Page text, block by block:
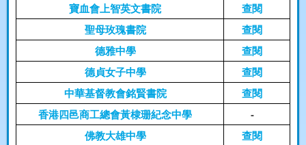
寶血會上智英文書院
查閱
聖母玫瑰書院
查閱
德雅中學
查閱
德貞女子中學
查閱
中華基督教會銘賢書院
查閱
香港四邑商工總會黃棣珊紀念中學
-
佛教大雄中學
查閱